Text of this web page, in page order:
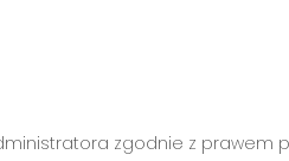
zgodnie z prawem